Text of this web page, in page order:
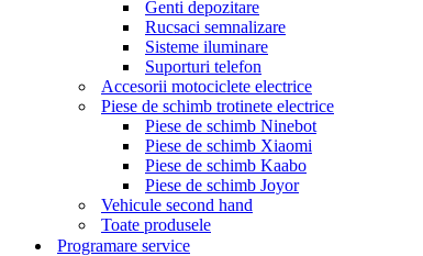
Genti depozitare
Rucsaci semnalizare
Sisteme iluminare
Suporturi telefon
Accesorii motociclete electrice
Piese de schimb trotinete electrice
Piese de schimb Ninebot
Piese de schimb Xiaomi
Piese de schimb Kaabo
Piese de schimb Joyor
Vehicule second hand
Toate produsele
Programare service